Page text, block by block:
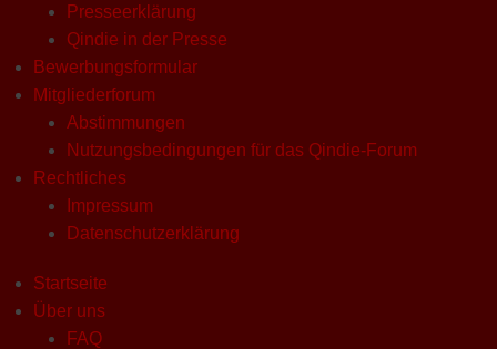
Presseerklärung
Qindie in der Presse
Bewerbungsformular
Mitgliederforum
Abstimmungen
Nutzungsbedingungen für das Qindie-Forum
Rechtliches
Impressum
Datenschutzerklärung
Startseite
Über uns
FAQ